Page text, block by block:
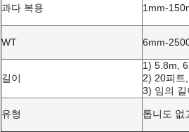
과다 복용 1mm-
WT 6mm-
길이
1) 5.8m,
2) 20피트
3) 임의 길
유형 톱니도 없